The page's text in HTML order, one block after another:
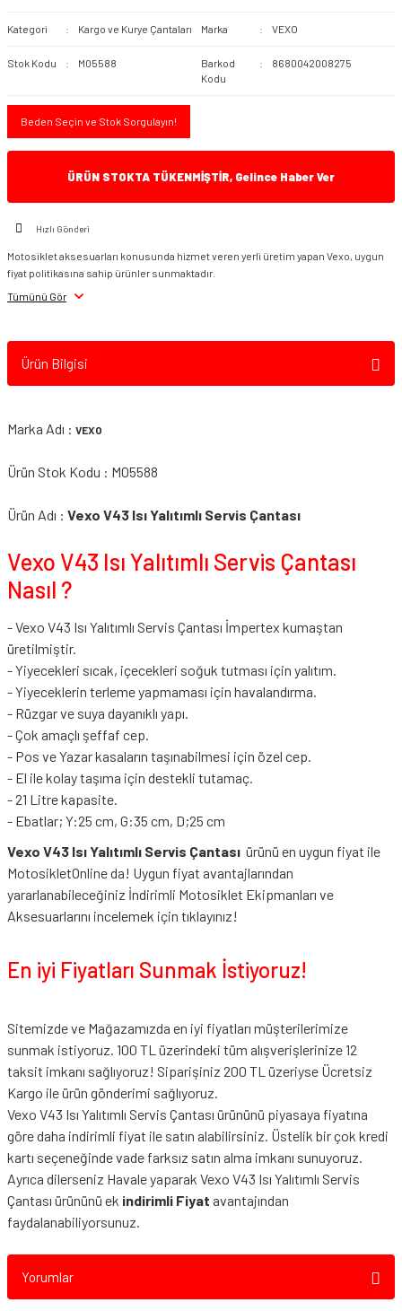
Kategori Kargo ve Kurye Çantaları Marka VEXO
Stok Kodu M05588
Barkod
Kodu
8680042008275
Beden Seçin ve Stok Sorgulayın!
ÜRÜN STOKTA TÜKENMİŞTİR, Gelince Haber Ver
Hızlı Gönderi
Motosiklet aksesuarları konusunda hizmet veren yerli üretim yapan Vexo, uygun
fiyat politikasına sahip ürünler sunmaktadır.
Tümünü Gör
Ürün Bilgisi
Marka Adı : VEXO
Ürün Stok Kodu : M05588
Ürün Adı : Vexo V43 Isı Yalıtımlı Servis Çantası
Vexo V43 Isı Yalıtımlı Servis Çantası
Nasıl ?
- Vexo V43 Isı Yalıtımlı Servis Çantası İmpertex kumaştan
üretilmiştir.
- Yiyecekleri sıcak, içecekleri soğuk tutması için yalıtım.
- Yiyeceklerin terleme yapmaması için havalandırma.
- Rüzgar ve suya dayanıklı yapı.
- Çok amaçlı şeffaf cep.
- Pos ve Yazar kasaların taşınabilmesi için özel cep.
- El ile kolay taşıma için destekli tutamaç.
- 21 Litre kapasite.
- Ebatlar; Y:25 cm, G:35 cm, D;25 cm
Vexo V43 Isı Yalıtımlı Servis Çantası ürünü en uygun fiyat ile
MotosikletOnline da! Uygun fiyat avantajlarından
yararlanabileceğiniz İndirimli Motosiklet Ekipmanları ve
Aksesuarlarını incelemek için tıklayınız!
En iyi Fiyatları Sunmak İstiyoruz!
Sitemizde ve Mağazamızda en iyi fiyatları müşterilerimize
sunmak istiyoruz. 100 TL üzerindeki tüm alışverişlerinize 12
taksit imkanı sağlıyoruz! Siparişiniz 200 TL üzeriyse Ücretsiz
Kargo ile ürün gönderimi sağlıyoruz.
Vexo V43 Isı Yalıtımlı Servis Çantası ürününü piyasaya fiyatına
göre daha indirimli fiyat ile satın alabilirsiniz. Üstelik bir çok kredi
kartı seçeneğinde vade farksız satın alma imkanı sunuyoruz.
Ayrıca dilerseniz Havale yaparak Vexo V43 Isı Yalıtımlı Servis
Çantası ürününü ek indirimli Fiyat avantajından
faydalanabiliyorsunuz.
Yorumlar